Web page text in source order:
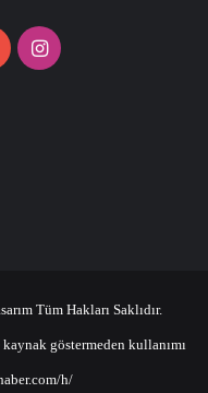
YouTubeInstagram
Tüm Hakları Saklıdır.
göstermeden kullanımı
h/